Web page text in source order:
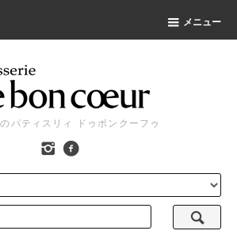
メニュー
パティスリィ ドゥボンクーフゥ